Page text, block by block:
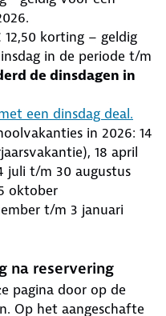
korting – geldig
in de periode t/m
de dinsdagen in
een dinsdag deal.
in 2026: 14
18 april
juli t/m 30 augustus
oktober
t/m 3 januari
na reservering
pagina door op de
Op het aangeschafte